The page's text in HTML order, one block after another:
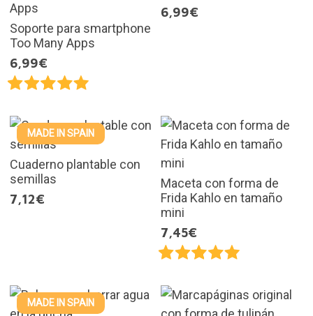
Soporte para smartphone
Too Many Apps
6,99€
6,99€
MADE IN SPAIN
Cuaderno plantable con
semillas
7,12€
Maceta con forma de
Frida Kahlo en tamaño
mini
7,45€
MADE IN SPAIN